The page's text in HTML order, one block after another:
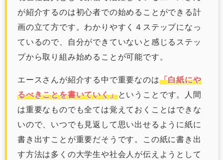
が紹介するのは初心者での始めることができる計
画の立て方です。わかりやすく４ステップになっ
ているので、自分ができていないと感じるステッ
プから取り組み始めることが可能です。
エースさんが紹介する中で重要なのは「白紙にや
るべきことを書いていく」ということです。人間
は重要なものでも全ては覚えておくことはできな
いので、いつでも見返して思い出せるように紙に
書き出すことが重要だそうです。この紙に書き出
す方法は多くの大学生や社会人が伝えようとして